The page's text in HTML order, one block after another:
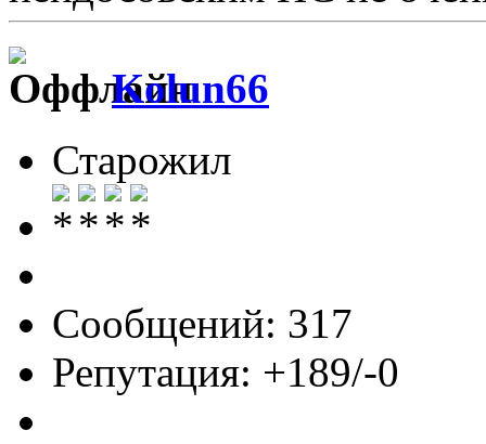
Kolun66
Старожил
Сообщений: 317
Репутация: +189/-0